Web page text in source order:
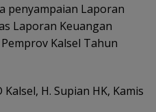
penyampaian Laporan
Laporan Keuangan
Kalsel Tahun
H. Supian HK, Kamis